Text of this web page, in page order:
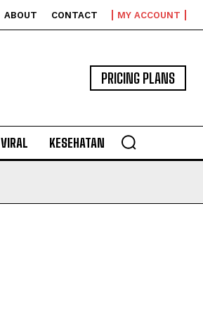
ABOUT CONTACT MY ACCOUNT
PRICING PLANS
VIRAL KESEHATAN